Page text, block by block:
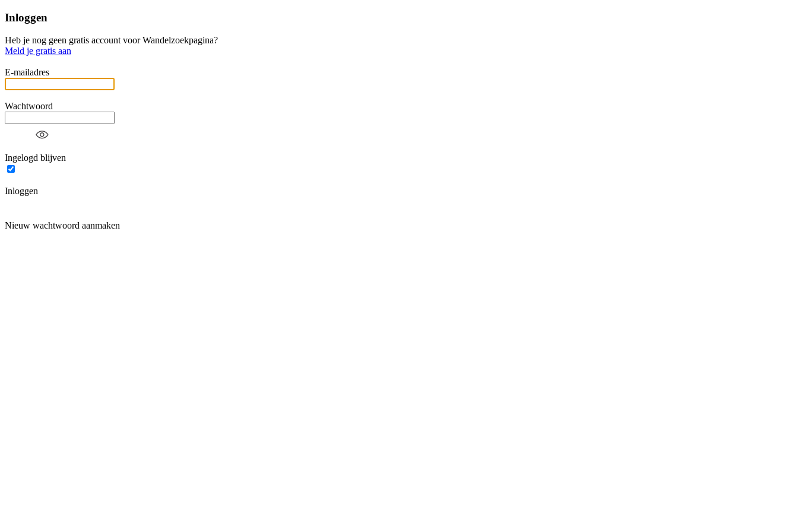
Inloggen
Heb je nog geen gratis account voor Wandelzoekpagina?
Meld je gratis aan
E-mailadres
Wachtwoord
Ingelogd blijven
Inloggen
Nieuw wachtwoord aanmaken